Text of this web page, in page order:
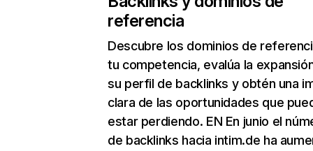
referencia
Descubre los dominios de
tu competencia, evalúa la
su perfil de backlinks y obtén una
clara de las oportunidades que
estar perdiendo. EN En junio el
de backlinks hacia intim.de ha